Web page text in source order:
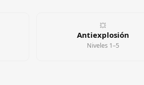
💥
Antiexplosión
Niveles 1–5